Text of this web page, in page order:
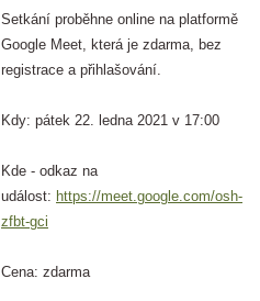
Setkání proběhne online na platformě
Google Meet, která je zdarma, bez
registrace a přihlašování.
Kdy: pátek 22. ledna 2021 v 17:00
Kde - odkaz na
událost: https://meet.google.com/osh-
zfbt-gci
Cena: zdarma